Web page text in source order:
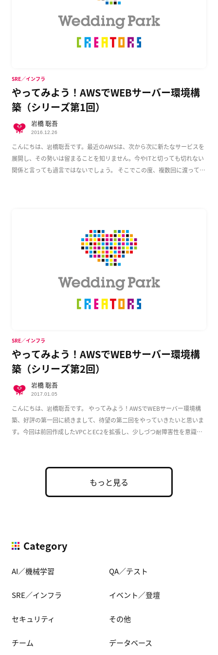
やってみよう！AWSでWEBサーバー環境構
築（シリーズ第1回）
こんにちは、岩橋聡吾です。最近のAWSは、次から次に新たなサービスを
展開し、その勢いは留まることを知リません。今やITと切っても切れない
関係と言っても過言ではないでしょう。 そこでこの度、複数回に渡って
SRE／インフラ
岩橋 聡吾
2016.12.26
やってみよう！AWSでWEBサーバー環境構
築（シリーズ第2回）
こんにちは、岩橋聡吾です。 やってみよう！AWSでWEBサーバー環境構
築、好評の第一回に続きまして、待望の第二回をやっていきたいと思いま
す。今回は前回作成したVPCとEC2を拡張し、少しづつ耐障害性を意識し
SRE／インフラ
岩橋 聡吾
2017.01.05
もっと見る
Category
AI／機械学習 QA／テスト
SRE／インフラ イベント／登壇
セキュリティ その他
チーム データベース